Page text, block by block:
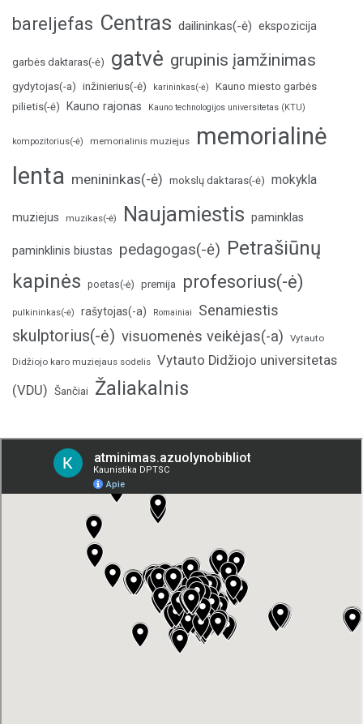
bareljefas Centras dailininkas(-ė) ekspozicija
garbės daktaras(-ė) gatvė grupinis įamžinimas
gydytojas(-a) inžinierius(-ė) karininkas(-ė)
Kauno miesto garbės
pilietis(-ė)
Kauno rajonas Kauno technologijos universitetas (KTU)
kompozitorius(-ė) memorialinis muziejus
memorialinė
lenta menininkas(-ė) mokslų daktaras(-ė) mokykla
muziejus muzikas(-ė) Naujamiestis paminklas
paminklinis biustas pedagogas(-ė) Petrašiūnų
kapinės poetas(-ė) premija profesorius(-ė)
pulkininkas(-ė) rašytojas(-a) Romainiai Senamiestis
skulptorius(-ė) visuomenės veikėjas(-a) Vytauto
Didžiojo karo muziejaus sodelis Vytauto Didžiojo universitetas
(VDU) Šančiai Žaliakalnis